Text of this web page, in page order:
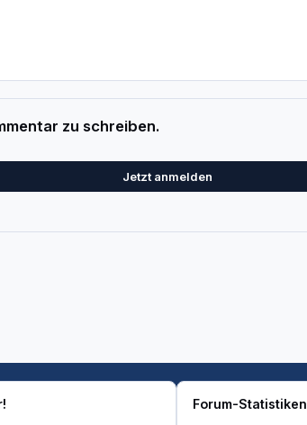
zu schreiben.
Jetzt anmelden
Forum-Statistiken